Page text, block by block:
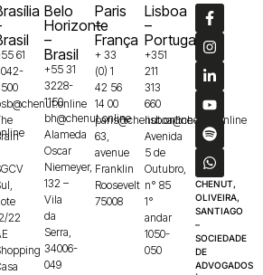
61
22
Belo
Horizonte
–
Brasil
+55 31
3228-
1150
bh@chenut.online
Alameda
Oscar
Niemeyer,
132 –
Vila
da
Serra,
34006-
049
Paris
–
França
+ 33
(0) 1
42 56
14 00
paris@chenut.online
63,
avenue
Franklin
Roosevelt
75008
Lisboa
–
Portugal
+351
211
313
660
lisboa@chenut.online
Avenida
5 de
Outubro,
n° 85
1°
andar
1050-
050
CHENUT,
OLIVEIRA,
SANTIAGO
–
SOCIEDADE
DE
ADVOGADOS